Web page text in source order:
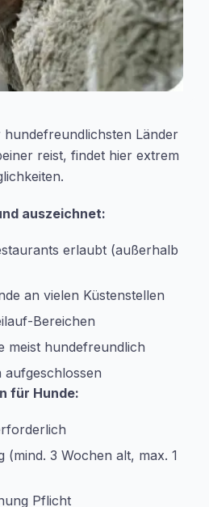
hundefreundlichsten Länder
reist, findet hier extrem
auszeichnet:
erlaubt (außerhalb
an vielen Küstenstellen
Bereichen
meist hundefreundlich
aufgeschlossen
für Hunde:
3 Wochen alt, max. 1
Pflicht